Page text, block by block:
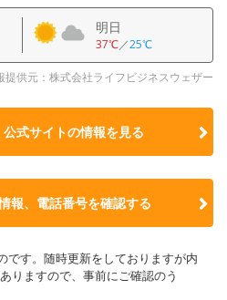
明日
37℃／25℃
提供元：株式会社ライフビジネスウェザー
式サイトの情報を見る
報、電話番号を確認する
です。随時更新をしておりますが内
りますので、事前にご確認のう